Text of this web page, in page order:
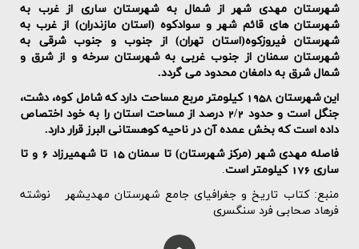
شهرستان مهدی شهر از شمال به شهرستان ساری از غرب به
شهرستان های قائم شهر و سوادکوه (استان مازندران) از غرب به
شهرستان فیروزکوه(استان تهران) از جنوب و جنوب شرقی به
شهرستان سمنان از جنوب غربی به شهرستان سرخه و از شرق و
شمال شرق به دامغان محدود می گردد.
این شهرستان 1958 کیلومتر مربع مساحت دارد که شامل کوه، دشت،
جنگل است و حدود 2/2 درصد از مساحت استان را به خود اختصاص
داده است که بخش عمده آن در ناحیه کوهستانی البرز قرار دارد.
فاصله مهدی شهر (مرکز شهرستان) تا سمنان 15 تا شهمیرزاد 6 و تا
ساری 176 کیلومتر است
.
منبع: کتاب تاریخ و جغرافیای جامع شهرستان مهدیشهر نوشته
فرهاد صحابی فرد سنگسری